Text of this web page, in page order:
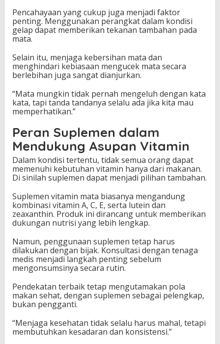
Pencahayaan yang cukup juga menjadi faktor
penting. Menggunakan perangkat dalam kondisi
gelap dapat memberikan tekanan tambahan pada
mata.
Selain itu, menjaga kebersihan mata dan
menghindari kebiasaan mengucek mata secara
berlebihan juga sangat dianjurkan.
“Mata mungkin tidak pernah mengeluh dengan kata
kata, tapi tanda tandanya selalu ada jika kita mau
memperhatikan.”
Peran Suplemen dalam
Mendukung Asupan Vitamin
Dalam kondisi tertentu, tidak semua orang dapat
memenuhi kebutuhan vitamin hanya dari makanan.
Di sinilah suplemen dapat menjadi pilihan tambahan.
Suplemen vitamin mata biasanya mengandung
kombinasi vitamin A, C, E, serta lutein dan
zeaxanthin. Produk ini dirancang untuk memberikan
dukungan nutrisi yang lebih lengkap.
Namun, penggunaan suplemen tetap harus
dilakukan dengan bijak. Konsultasi dengan tenaga
medis menjadi langkah penting sebelum
mengonsumsinya secara rutin.
Pendekatan terbaik tetap mengutamakan pola
makan sehat, dengan suplemen sebagai pelengkap,
bukan pengganti.
“Menjaga kesehatan tidak selalu harus mahal, tetapi
membutuhkan kesadaran dan konsistensi.”